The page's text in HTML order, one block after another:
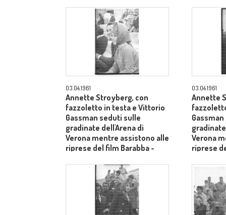
03.04.1961
Annette Stroyberg, con
fazzoletto in testa e Vittorio
Gassman seduti sulle
gradinate dell'Arena di
Verona mentre assistono alle
riprese del film Barabba -
03.04.1961
Annette
Verona
riprese